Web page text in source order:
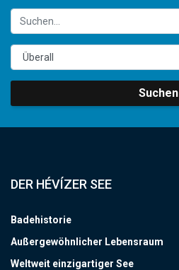
Suchen
DER HÉVÍZER SEE
Badehistorie
Außergewöhnlicher Lebensraum
Weltweit einzigartiger See